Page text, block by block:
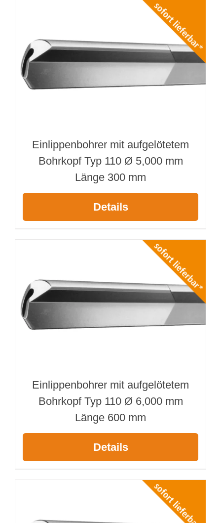
Einlippenbohrer mit aufgelötetem
Bohrkopf Typ 110 Ø 5,000 mm
Länge 300 mm
Details
Einlippenbohrer mit aufgelötetem
Bohrkopf Typ 110 Ø 6,000 mm
Länge 600 mm
Details